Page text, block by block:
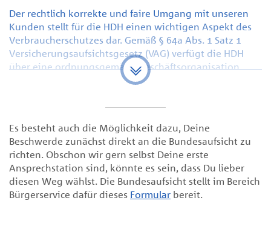
Der rechtlich korrekte und faire Umgang mit unseren
Kunden stellt für die HDH einen wichtigen Aspekt des
Verbraucherschutzes dar. Gemäß § 64a Abs. 1 Satz 1
Versicherungsaufsichtsgesetz (VAG) verfügt die HDH
über eine ordnungsgemäße Geschäftsorganisation,
welche die Einhaltung der zu beachtenden Gesetze und
Anforderungen gewährleistet. Im Rahmen ihrer
gewährleistet die HDH gemäß § 64a Abs. 1 Satz 3 VAG
insbesondere ein angemessenes Risikomanagement.
Zu den Bausteinen eines wirksamen
Risikomanagementsystems zählt in der HDH eine gut
funktionierende und transparente
Es besteht auch die Möglichkeit dazu, Deine
Beschwerde zunächst direkt an die Bundesaufsicht zu
richten. Obschon wir gern selbst Deine erste
Ansprechstation sind, könnte es sein, dass Du lieber
diesen Weg wählst. Die Bundesaufsicht stellt im Bereich
Bürgerservice dafür dieses Formular bereit.